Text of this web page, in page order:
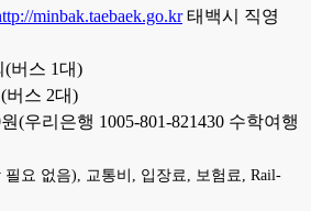
minbak.taebaek.go.kr태백시 직영
(버스 1대)
스 2대)
(우리은행 1005-801-821430 수학여행
요 없음), 교통비, 입장료, 보험료, Rail-